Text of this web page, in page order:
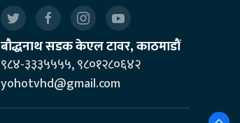
बौद्धनाथ सडक केएल टावर, काठमाडौं
९८४-३३३५५५५, ९८०१२८०६४२
yohotvhd@gmail.com